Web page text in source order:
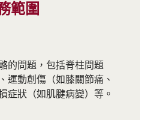
範圍
的問題，包括脊柱問題
運動創傷（如膝關節痛、
症狀（如肌腱病變）等。